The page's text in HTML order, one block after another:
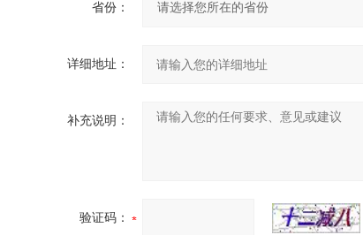
省份：
详细地址：
补充说明：
验证码：